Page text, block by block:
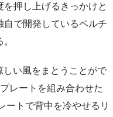
押し上げるきっかけと
で開発しているペルチ
しい風をまとうことがで
レートを組み合わせた
ートで背中を冷やせるリ